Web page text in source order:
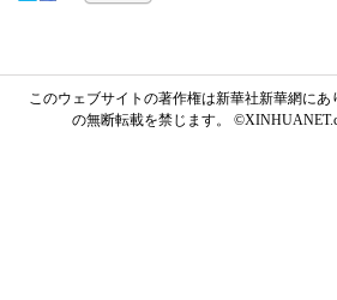
このウェブサイトの著作権は新華社新華網に
の無断転載を禁じます。